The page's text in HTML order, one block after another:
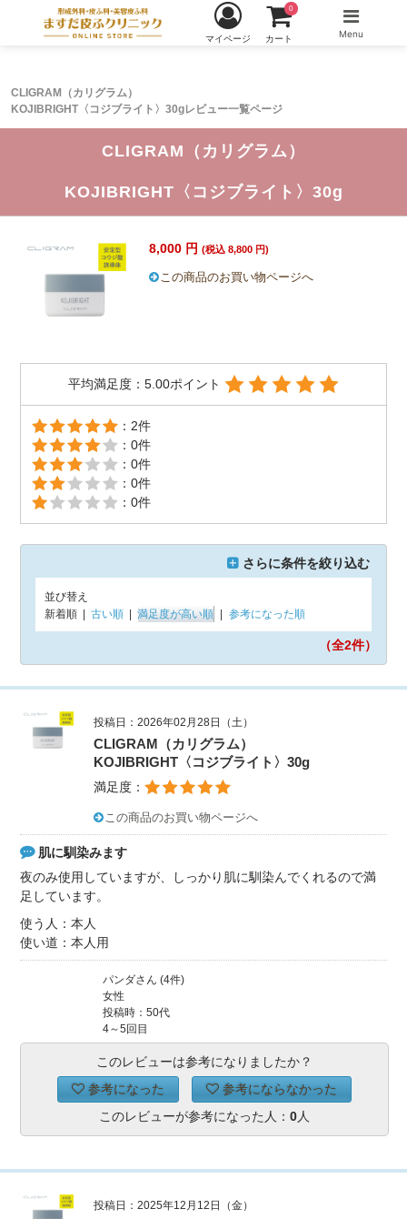
CLIGRAM（カリグラム）
KOJIBRIGHT〈コジブライト〉30gレビュー一覧ページ
マイページ カート
0
Menu
CLIGRAM（カリグラム）
KOJIBRIGHT〈コジブライト〉30g
8,000 円 (税込 8,800 円)
この商品のお買い物ページへ
平均満足度：5.00ポイント
：2件
：0件
：0件
：0件
：0件
さらに条件を絞り込む
並び替え
新着順
古い順 満足度が高い順 参考になった順
（全2件）
投稿日：2026年02月28日（土）
CLIGRAM（カリグラム）
KOJIBRIGHT〈コジブライト〉30g
満足度：
この商品のお買い物ページへ
肌に馴染みます
夜のみ使用していますが、しっかり肌に馴染んでくれるので満
足しています。
使う人：本人
使い道：本人用
パンダさん (4件)
女性
投稿時：50代
4～5回目
このレビューは参考になりましたか？
参考になった
参考にならなかった
このレビューが参考になった人： 0人
投稿日：2025年12月12日（金）